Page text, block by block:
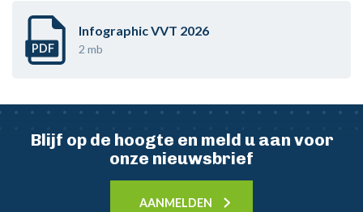
PDF
Infographic VVT 2026
2 mb
Blijf op de hoogte en meld u aan voor
onze nieuwsbrief
AANMELDEN